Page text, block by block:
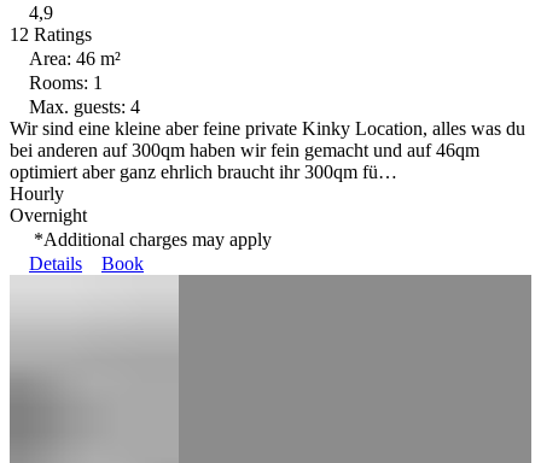
4,9
12 Ratings
Area: 46 m²
Rooms: 1
Max. guests: 4
Wir sind eine kleine aber feine private Kinky Location, alles was du
bei anderen auf 300qm haben wir fein gemacht und auf 46qm
optimiert aber ganz ehrlich braucht ihr 300qm fü…
Hourly
Overnight
*Additional charges may apply
Details
Book